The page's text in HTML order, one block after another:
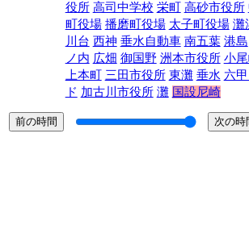
役所 高司中学校 栄町 高砂市役所
町役場 播磨町役場 太子町役場 灘
川台 西神 垂水自動車 南五葉 港島
ノ内 広畑 御国野 洲本市役所 小
上本町 三田市役所 東灘 垂水 六
ド 加古川市役所 灘 国設尼崎